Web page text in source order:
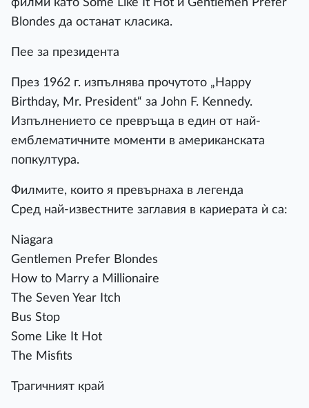
филми като Some Like It Hot и Gentlemen Prefer
Blondes да останат класика.
Пее за президента
През 1962 г. изпълнява прочутото „Happy
Birthday, Mr. President“ за John F. Kennedy.
Изпълнението се превръща в един от най-
емблематичните моменти в американската
попкултура.
Филмите, които я превърнаха в легенда
Сред най-известните заглавия в кариерата ѝ са:
Niagara
Gentlemen Prefer Blondes
How to Marry a Millionaire
The Seven Year Itch
Bus Stop
Some Like It Hot
The Misfits
Трагичният край